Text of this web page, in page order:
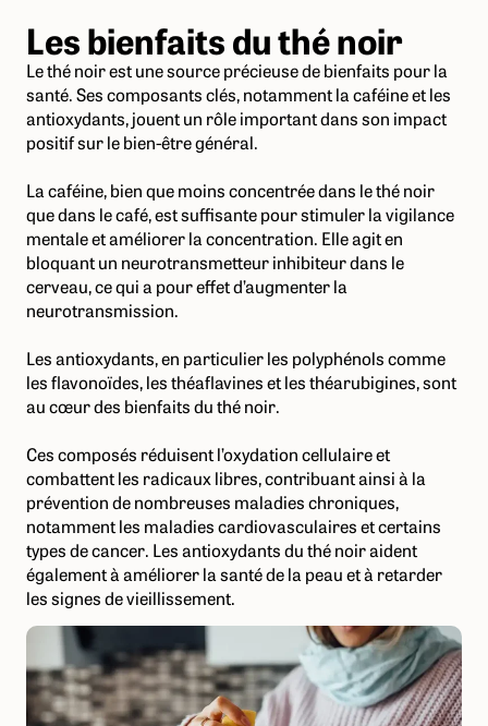
Les bienfaits du thé noir
Le thé noir est une source précieuse de bienfaits pour la
santé. Ses composants clés, notamment la caféine et les
antioxydants, jouent un rôle important dans son impact
positif sur le bien-être général.
La caféine, bien que moins concentrée dans le thé noir
que dans le café, est suffisante pour stimuler la vigilance
mentale et améliorer la concentration. Elle agit en
bloquant un neurotransmetteur inhibiteur dans le
cerveau, ce qui a pour effet d’augmenter la
neurotransmission.
Les antioxydants, en particulier les polyphénols comme
les flavonoïdes, les théaflavines et les théarubigines, sont
au cœur des bienfaits du thé noir.
Ces composés réduisent l’oxydation cellulaire et
combattent les radicaux libres, contribuant ainsi à la
prévention de nombreuses maladies chroniques,
notamment les maladies cardiovasculaires et certains
types de cancer. Les antioxydants du thé noir aident
également à améliorer la santé de la peau et à retarder
les signes de vieillissement.